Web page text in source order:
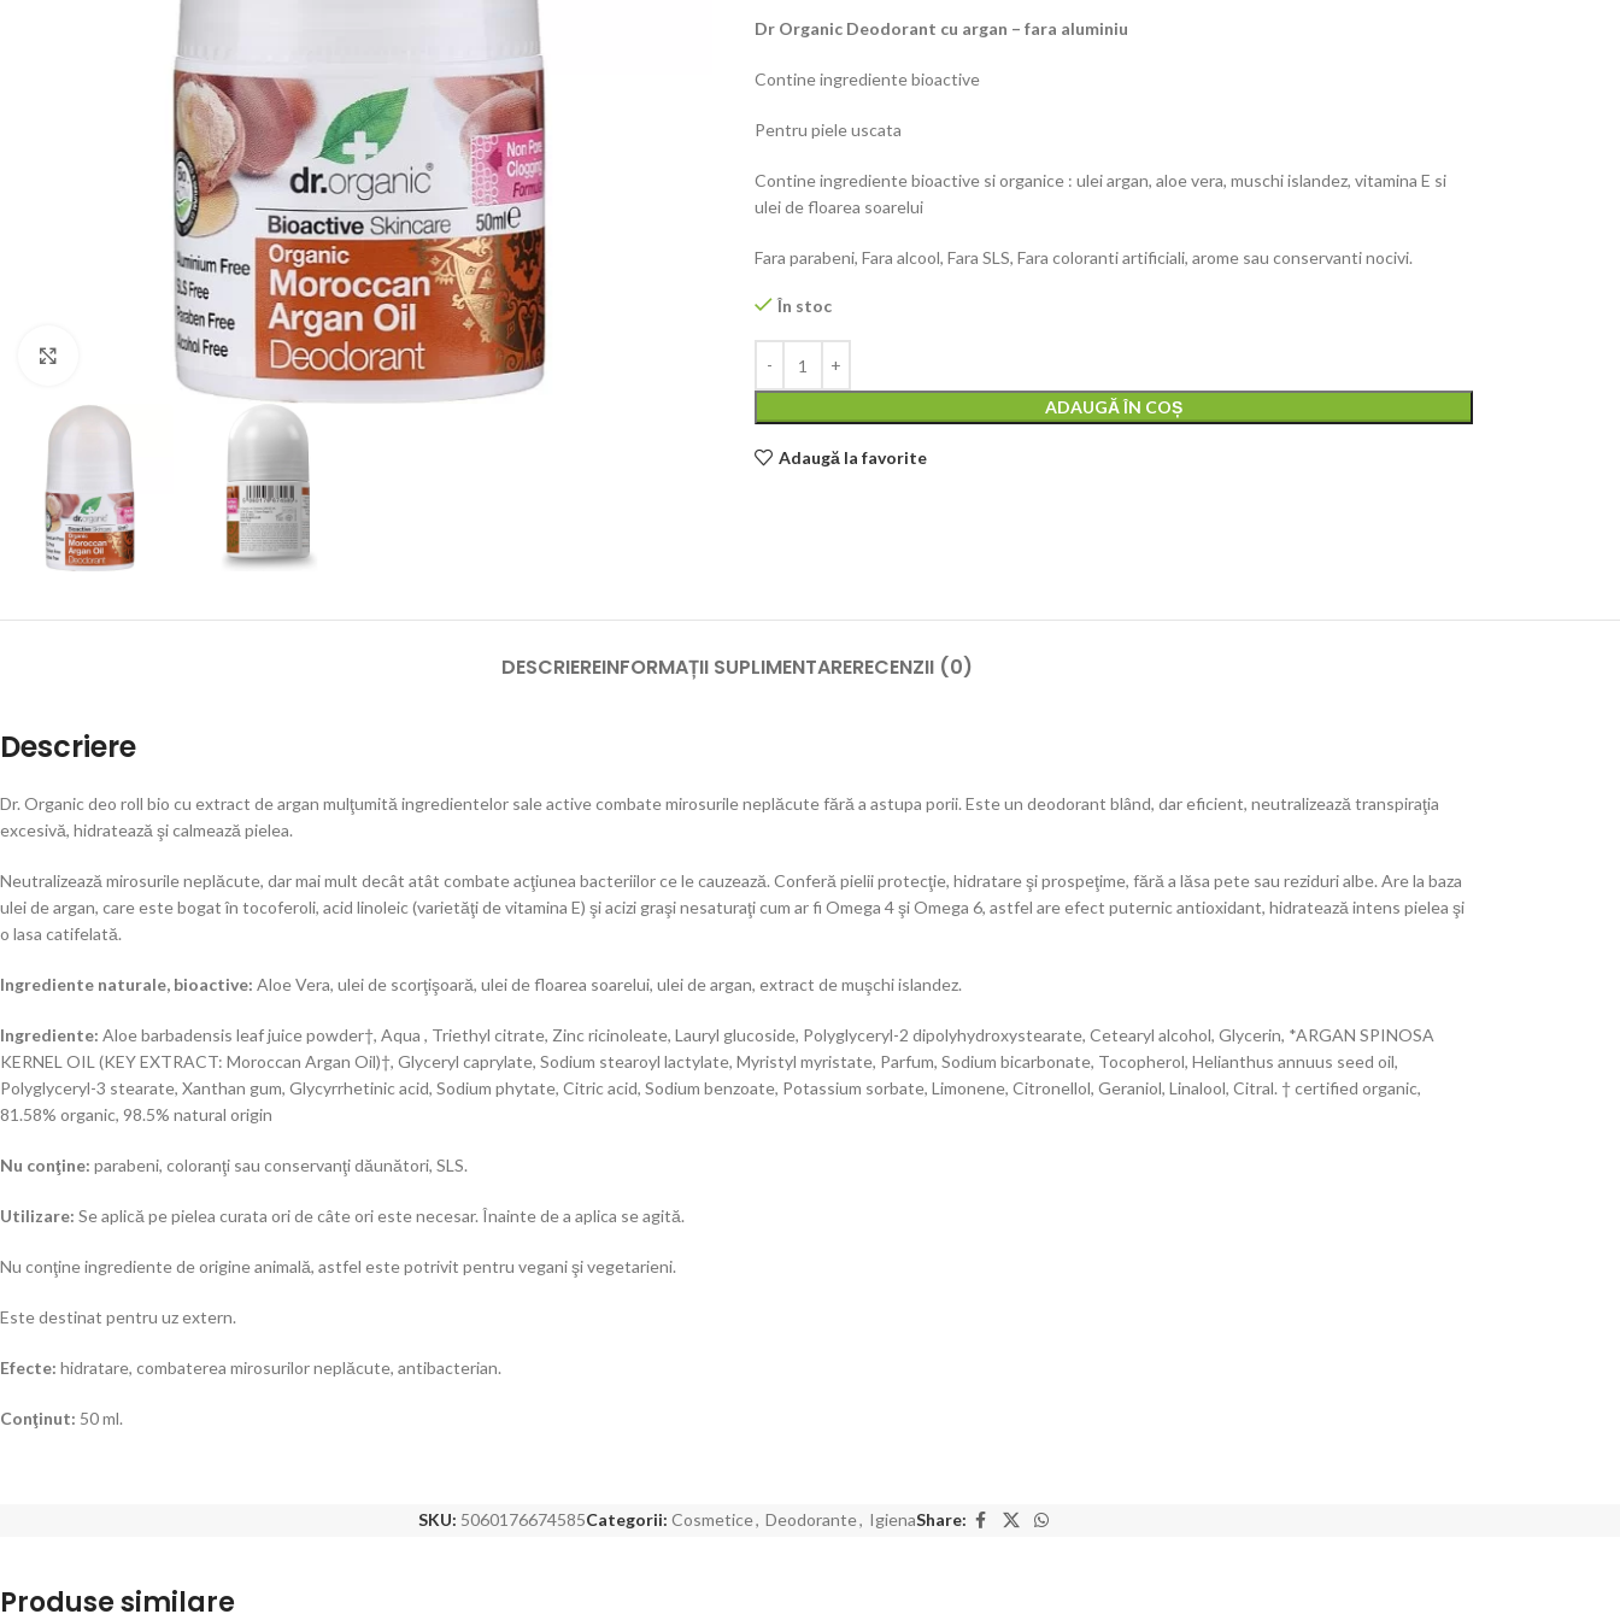
Faceți click pentru a mări
Dr Organic Deodorant cu argan – fara aluminiu
Contine ingrediente bioactive
Pentru piele uscata
Contine ingrediente bioactive si organice : ulei argan, aloe vera, muschi islandez, vitamina E si
ulei de floarea soarelui
Fara parabeni, Fara alcool, Fara SLS, Fara coloranti artificiali, arome sau conservanti nocivi.
În stoc
ADAUGĂ ÎN COȘ
Adaugă la favorite
DESCRIEREINFORMAȚII SUPLIMENTARERECENZII (0)
Descriere
Dr. Organic deo roll bio cu extract de argan mulţumită ingredientelor sale active combate mirosurile neplăcute fără a astupa porii. Este un deodorant blând, dar eficient, neutralizează transpiraţia
excesivă, hidratează şi calmează pielea.
Neutralizează mirosurile neplăcute, dar mai mult decât atât combate acţiunea bacteriilor ce le cauzează. Conferă pielii protecţie, hidratare şi prospeţime, fără a lăsa pete sau reziduri albe. Are la baza
ulei de argan, care este bogat în tocoferoli, acid linoleic (varietăţi de vitamina E) şi acizi graşi nesaturaţi cum ar fi Omega 4 şi Omega 6, astfel are efect puternic antioxidant, hidratează intens pielea şi
o lasa catifelată.
Ingrediente naturale, bioactive: Aloe Vera, ulei de scorţişoară, ulei de floarea soarelui, ulei de argan, extract de muşchi islandez.
Ingrediente: Aloe barbadensis leaf juice powder†, Aqua , Triethyl citrate, Zinc ricinoleate, Lauryl glucoside, Polyglyceryl-2 dipolyhydroxystearate, Cetearyl alcohol, Glycerin, *ARGAN SPINOSA
KERNEL OIL (KEY EXTRACT: Moroccan Argan Oil)†, Glyceryl caprylate, Sodium stearoyl lactylate, Myristyl myristate, Parfum, Sodium bicarbonate, Tocopherol, Helianthus annuus seed oil,
Polyglyceryl-3 stearate, Xanthan gum, Glycyrrhetinic acid, Sodium phytate, Citric acid, Sodium benzoate, Potassium sorbate, Limonene, Citronellol, Geraniol, Linalool, Citral. † certified organic,
81.58% organic, 98.5% natural origin
Nu conţine: parabeni, coloranţi sau conservanţi dăunători, SLS.
Utilizare: Se aplică pe pielea curata ori de câte ori este necesar. Înainte de a aplica se agită.
Nu conţine ingrediente de origine animală, astfel este potrivit pentru vegani şi vegetarieni.
Este destinat pentru uz extern.
Efecte: hidratare, combaterea mirosurilor neplăcute, antibacterian.
Conţinut: 50 ml.
SKU: 5060176674585Categorii: Cosmetice, Deodorante, IgienaShare:
Produse similare